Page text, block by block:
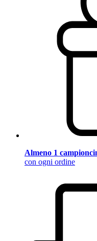
Almeno 1
con ogni ordine